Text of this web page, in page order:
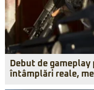
Debut de
întâmplări reale,